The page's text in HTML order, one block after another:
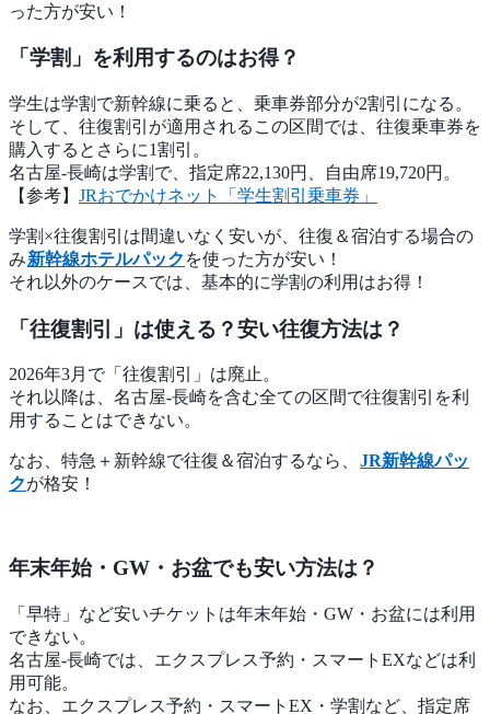
った方が安い！
「学割」を利用するのはお得？
学生は学割で新幹線に乗ると、乗車券部分が2割引になる。
そして、往復割引が適用されるこの区間では、往復乗車券を
購入するとさらに1割引。
名古屋-長崎は学割で、指定席22,130円、自由席19,720円。
【参考】 JRおでかけネット「学生割引乗車券」
学割×往復割引は間違いなく安いが、往復＆宿泊する場合の
み新幹線ホテルパック を使った方が安い！
それ以外のケースでは、基本的に学割の利用はお得！
「往復割引」は使える？安い往復方法は？
2026年3月で「往復割引」は廃止。
それ以降は、名古屋-長崎を含む全ての区間で往復割引を利
用することはできない。
なお、特急＋新幹線で往復＆宿泊するなら、 JR新幹線パッ
クが格安！
年末年始・GW・お盆でも安い方法は？
「早特」など安いチケットは年末年始・GW・お盆には利用
できない。
名古屋-長崎では、エクスプレス予約・スマートEXなどは利
用可能。
なお、エクスプレス予約・スマートEX・学割など、指定席